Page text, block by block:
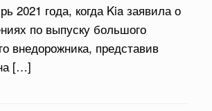
2021 года, когда Kia заявила о
по выпуску большого
внедорожника, представив
[…]